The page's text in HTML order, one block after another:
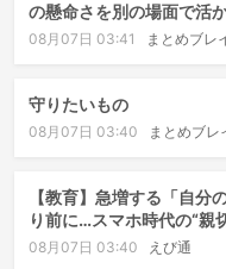
の懸命さを別の場面で活
08月07日 03:41 まとめブレ
守りたいもの
08月07日 03:40 まとめブレ
【教育】急増する「自分
り前に…スマホ時代の“親
08月07日 03:40 えび通